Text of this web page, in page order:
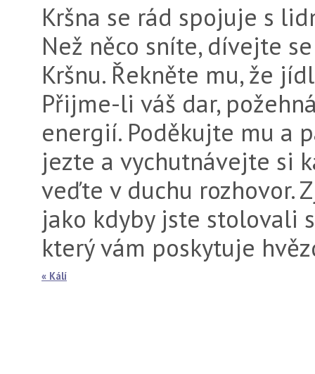
Kršna se rád spojuje s
Než něco sníte, dívejte
Kršnu. Řekně­te mu, že
Přijme-li váš dar,
energií. Poděkujte mu a
jezte a vychutnávejte si
veďte v duchu rozhovor.
jako kdyby jste stolovali
kte­rý vám poskytuje
« Kálí